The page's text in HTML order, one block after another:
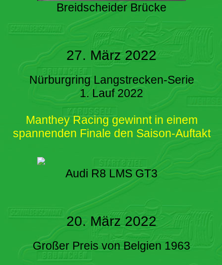
Breidscheider Brücke
27. März 2022
Nürburgring Langstrecken-Serie
1. Lauf 2022
Manthey Racing gewinnt in einem
spannenden Finale den Saison-Auftakt
Audi R8 LMS GT3
20. März 2022
Großer Preis von Belgien 1963